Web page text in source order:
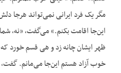
مگر یک فرد ایرانی نمی‌تواند هرجا
این‌جا اقامت بکنم.» می‌گفت، «نه، شما
ظهر ایشان چانه زد و هی قسم خورد
خوب آزاد هستم این‌جا می‌مانم. گفت،